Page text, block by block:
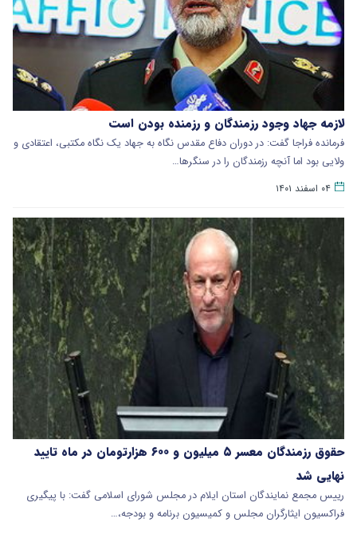
لازمه جهاد وجود رزمندگان و رزمنده بودن است
فرمانده فراجا گفت: در دوران دفاع مقدس نگاه به جهاد یک نگاه مکتبی، اعتقادی و
ولایی بود اما آنچه رزمندگان را در سنگرها…
۰۴ اسفند ۱۴۰۱
حقوق رزمندگان معسر ۵ میلیون و ۶۰۰ هزارتومان در ماه تایید
نهایی شد
رییس مجمع نمایندگان استان ایلام در مجلس شورای اسلامی گفت: با پیگیری
فراکسیون ایثارگران مجلس و کمیسیون برنامه و بودجه،…